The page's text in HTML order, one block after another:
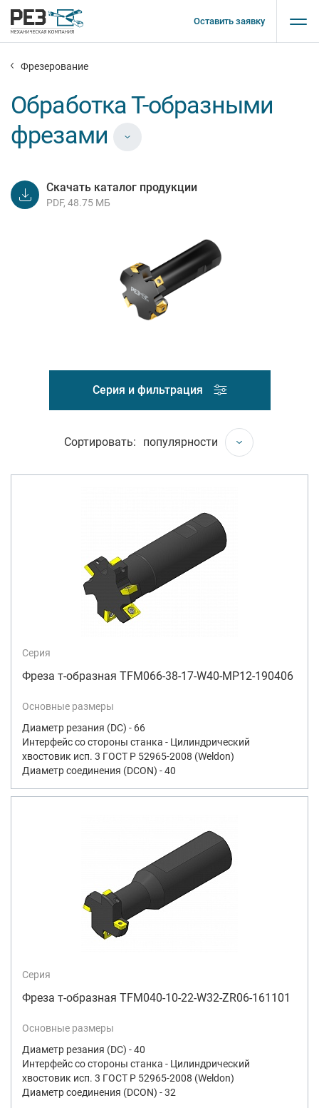
Оставить заявку
Фрезерование
Обработка Т-образными
фрезами
Скачать каталог продукции
PDF, 48.75 МБ
Серия и фильтрация
Сортировать: популярности
Серия
Фреза т-образная TFM066-38-17-W40-MP12-190406
Основные размеры
Диаметр резания (DC) - 66
Интерфейс со стороны станка - Цилиндрический
хвостовик исп. 3 ГОСТ Р 52965-2008 (Weldon)
Диаметр соединения (DCON) - 40
Серия
Фреза т-образная TFM040-10-22-W32-ZR06-161101
Основные размеры
Диаметр резания (DC) - 40
Интерфейс со стороны станка - Цилиндрический
хвостовик исп. 3 ГОСТ Р 52965-2008 (Weldon)
Диаметр соединения (DCON) - 32